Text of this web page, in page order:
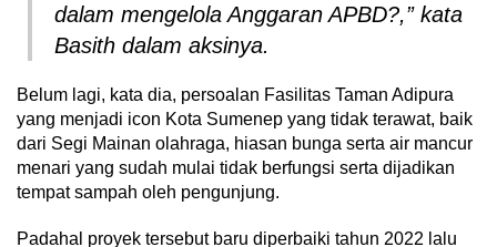
dalam mengelola Anggaran APBD?,” kata
Basith dalam aksinya.
Belum lagi, kata dia, persoalan Fasilitas Taman Adipura
yang menjadi icon Kota Sumenep yang tidak terawat, baik
dari Segi Mainan olahraga, hiasan bunga serta air mancur
menari yang sudah mulai tidak berfungsi serta dijadikan
tempat sampah oleh pengunjung.
Padahal proyek tersebut baru diperbaiki tahun 2022 lalu